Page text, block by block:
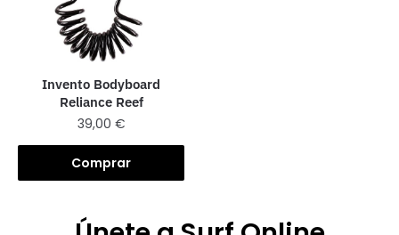
Invento Bodyboard
Reliance Reef
39,00 €
Comprar